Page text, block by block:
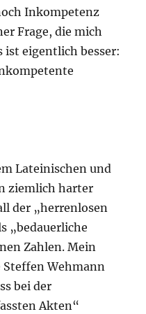
Inkompetenz
Frage, die mich
ist eigentlich besser:
Lateinischen und
ziemlich harter
der „herrenlosen
„bedauerliche
Zahlen. Mein
Wehmann
bei der
Akten“